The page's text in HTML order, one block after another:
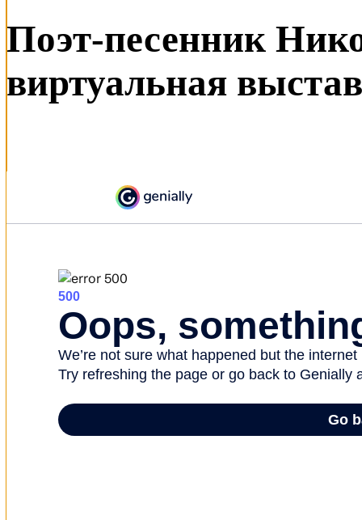
Поэт-песенник
виртуальная